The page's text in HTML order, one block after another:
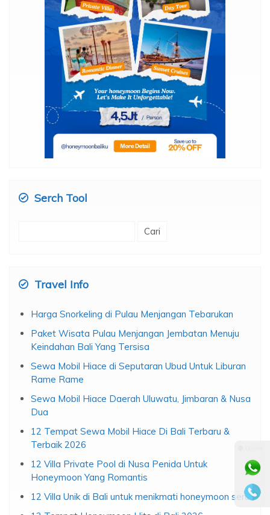
Serch Tool
Travel Info
Harga Snorkeling di Pulau Menjangan Tebarukan
Paket Wisata Pulau Menjangan Jembatan Menuju
Keindahan Bali Yang Tersisa
Sewa Mobil Hiace di Seputaran Ubud Untuk Liburan
Rame Rame
Sewa Mobil Hiace Daerah Uluwatu, Jimbaran & Nusa
Dua
12 Tempat Sewa Mobil Hiace Di Bali Terbaru &
Terbaik 2026
12 Villa Private Pool di Nusa Penida Untuk
Honeymoon Yang Romantis
12 Villa Unik di Bali untuk menikmati honeymoon seru